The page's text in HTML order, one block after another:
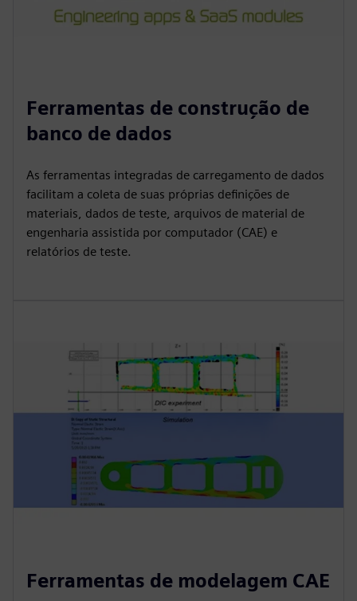
Ferramentas de construção de
banco de dados
As ferramentas integradas de carregamento de dados
facilitam a coleta de suas próprias definições de
materiais, dados de teste, arquivos de material de
engenharia assistida por computador (CAE) e
relatórios de teste.
Ferramentas de modelagem CAE